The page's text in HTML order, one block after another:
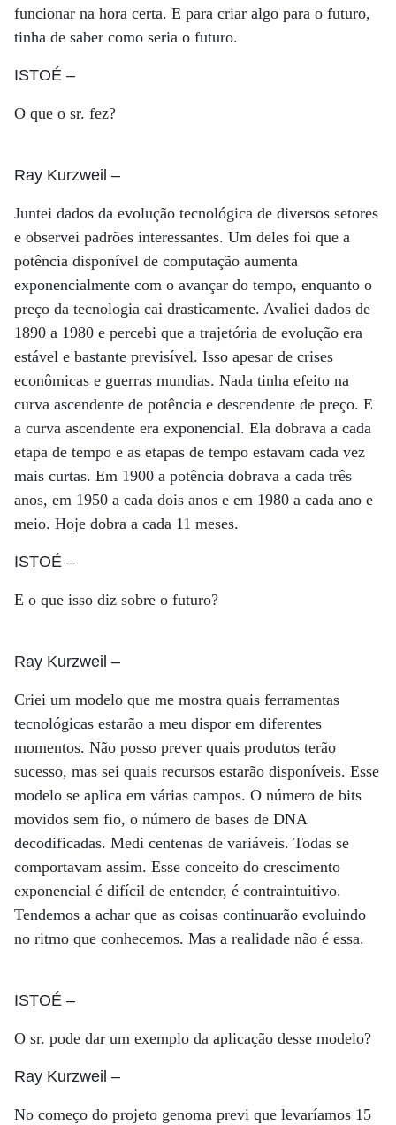
funcionar na hora certa. E para criar algo para o futuro,
tinha de saber como seria o futuro.
ISTOÉ –
O que o sr. fez?
Ray Kurzweil –
Juntei dados da evolução tecnológica de diversos setores
e observei padrões interessantes. Um deles foi que a
potência disponível de computação aumenta
exponencialmente com o avançar do tempo, enquanto o
preço da tecnologia cai drasticamente. Avaliei dados de
1890 a 1980 e percebi que a trajetória de evolução era
estável e bastante previsível. Isso apesar de crises
econômicas e guerras mundias. Nada tinha efeito na
curva ascendente de potência e descendente de preço. E
a curva ascendente era exponencial. Ela dobrava a cada
etapa de tempo e as etapas de tempo estavam cada vez
mais curtas. Em 1900 a potência dobrava a cada três
anos, em 1950 a cada dois anos e em 1980 a cada ano e
meio. Hoje dobra a cada 11 meses.
ISTOÉ –
E o que isso diz sobre o futuro?
Ray Kurzweil –
Criei um modelo que me mostra quais ferramentas
tecnológicas estarão a meu dispor em diferentes
momentos. Não posso prever quais produtos terão
sucesso, mas sei quais recursos estarão disponíveis. Esse
modelo se aplica em várias campos. O número de bits
movidos sem fio, o número de bases de DNA
decodificadas. Medi centenas de variáveis. Todas se
comportavam assim. Esse conceito do crescimento
exponencial é difícil de entender, é contraintuitivo.
Tendemos a achar que as coisas continuarão evoluindo
no ritmo que conhecemos. Mas a realidade não é essa.
ISTOÉ –
O sr. pode dar um exemplo da aplicação desse modelo?
Ray Kurzweil –
No começo do projeto genoma previ que levaríamos 15